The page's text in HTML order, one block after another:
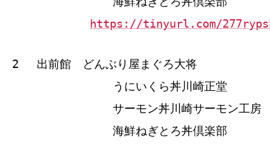
https://tinyurl.com/
2 出前館 どんぶり屋まぐろ大将
うにいくら丼川崎正堂
サーモン丼川崎サーモン工房
海鮮ねぎとろ丼倶楽部